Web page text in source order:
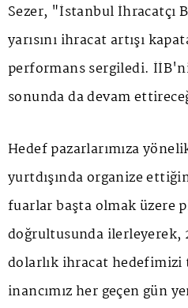
Sezer, "İstanbul İhracatçı
yarısını ihracat artışı
performans sergiledi.
sonunda da devam
Hedef pazarlarımıza
yurtdışında organize
fuarlar başta olmak üzere
doğrultusunda ilerleyerek,
dolarlık ihracat hedefimizi
inancımız her geçen gün